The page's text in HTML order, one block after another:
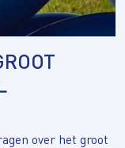
over het groot